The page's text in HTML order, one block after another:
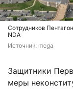
Сотрудников
NDA
Источник: mega
Защитники
меры